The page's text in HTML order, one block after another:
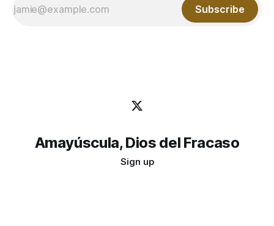
Subscribe
Amayúscula, Dios del Fracaso
Sign up